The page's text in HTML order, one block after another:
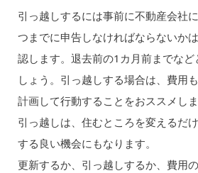
引っ越しするには事前に不動産会社
つまでに申告しなければならないか
認します。退去前の1カ月前までな
しょう。引っ越しする場合は、費用
計画して行動することをおススメしま
引っ越しは、住むところを変えるだ
する良い機会にもなります。
更新するか、引っ越しするか、費用